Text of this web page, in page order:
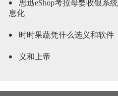
思迅eShop考拉母婴收银系
息化
时时果蔬凭什么选义和软件
义和上帝